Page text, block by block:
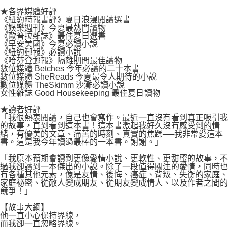
★各界媒體好評
《紐約時報書評》夏日浪漫閱讀選書
《娛樂週刊》今夏最熱門讀物
《歐普拉雜誌》最佳夏日選書
《早安美國》今夏必讀小說
《紐約郵報》必讀小說
《哈芬登郵報》隔離期間最佳讀物
數位媒體 Betches 今年必讀的二十本書
數位媒體 SheReads 今夏最令人期待的小說
數位媒體 TheSkimm 沙灘必讀小說
女性雜誌 Good Housekeeping 最佳夏日讀物
★讀者好評
「我很熱衷閱讀，自己也會寫作。最近一直沒有看到真正吸引我
的故事，直到看到這本書！這本書激起我好久沒有感受到的情
緒，有優美的文章、痛苦的時刻、真實的焦躁──我非常愛這本
書。這是我今年讀過最棒的一本書。謝謝。」
「我原本預期會讀到更像愛情小說、更軟性、更甜蜜的故事，不
過我卻讀到一本傑出的小說。除了一段值得關注的愛情，同時也
有各種其他元素，像是友情、後悔、癌症、背叛、失衡的家庭、
家庭祕密、從敵人變成朋友、從朋友變成情人、以及作者之間的
競爭！」
【故事大綱】
他一直小心保持界線，
而我卻一直忽略界線。